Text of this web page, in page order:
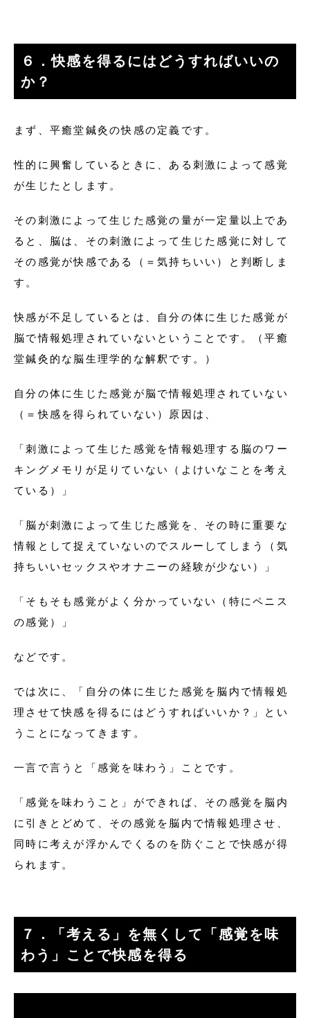
６．快感を得るにはどうすればいいの
か？
まず、平癒堂鍼灸の快感の定義です。
性的に興奮しているときに、ある刺激によって感覚
が生じたとします。
その刺激によって生じた感覚の量が一定量以上であ
ると、脳は、その刺激によって生じた感覚に対して
その感覚が快感である（＝気持ちいい）と判断しま
す。
快感が不足しているとは、自分の体に生じた感覚が
脳で情報処理されていないということです。（平癒
堂鍼灸的な脳生理学的な解釈です。）
自分の体に生じた感覚が脳で情報処理されていない
（＝快感を得られていない）原因は、
「刺激によって生じた感覚を情報処理する脳のワー
キングメモリが足りていない（よけいなことを考え
ている）」
「脳が刺激によって生じた感覚を、その時に重要な
情報として捉えていないのでスルーしてしまう（気
持ちいいセックスやオナニーの経験が少ない）」
「そもそも感覚がよく分かっていない（特にペニス
の感覚）」
などです。
では次に、「自分の体に生じた感覚を脳内で情報処
理させて快感を得るにはどうすればいいか？」とい
うことになってきます。
一言で言うと「感覚を味わう」ことです。
「感覚を味わうこと」ができれば、その感覚を脳内
に引きとどめて、その感覚を脳内で情報処理させ、
同時に考えが浮かんでくるのを防ぐことで快感が得
られます。
７．「考える」を無くして「感覚を味
わう」ことで快感を得る